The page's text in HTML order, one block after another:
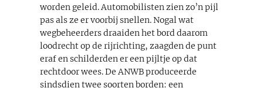
worden geleid. Automobilisten zien zo’n pijl
pas als ze er voorbij snellen. Nogal wat
wegbeheerders draaiden het bord daarom
loodrecht op de rijrichting, zaagden de punt
eraf en schilderden er een pijltje op dat
rechtdoor wees. De ANWB produceerde
sindsdien twee soorten borden: een